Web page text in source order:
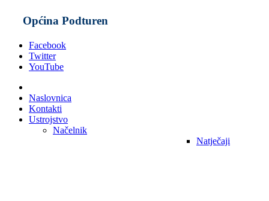
Općina Podturen
Facebook
Twitter
YouTube
Naslovnica
Kontakti
Ustrojstvo
Načelnik
Natječaji